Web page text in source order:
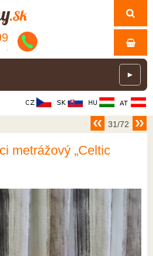
►
31/72
metrážový „Celtic